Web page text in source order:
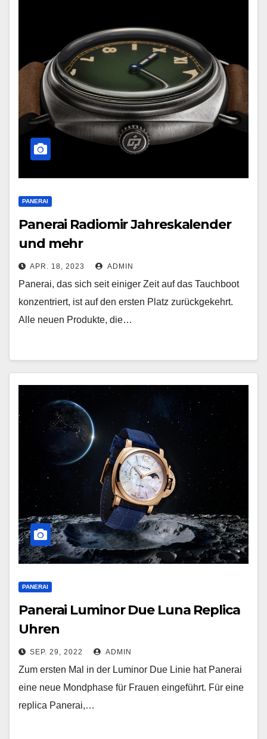
PANERAI
Panerai Radiomir Jahreskalender
und mehr
APR. 18, 2023 ADMIN
Panerai, das sich seit einiger Zeit auf das Tauchboot
konzentriert, ist auf den ersten Platz zurückgekehrt.
Alle neuen Produkte, die…
PANERAI
Panerai Luminor Due Luna Replica
Uhren
SEP. 29, 2022 ADMIN
Zum ersten Mal in der Luminor Due Linie hat Panerai
eine neue Mondphase für Frauen eingeführt. Für eine
replica Panerai,…